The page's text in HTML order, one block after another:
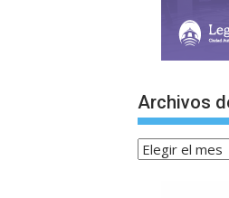
Archivos
Archivos